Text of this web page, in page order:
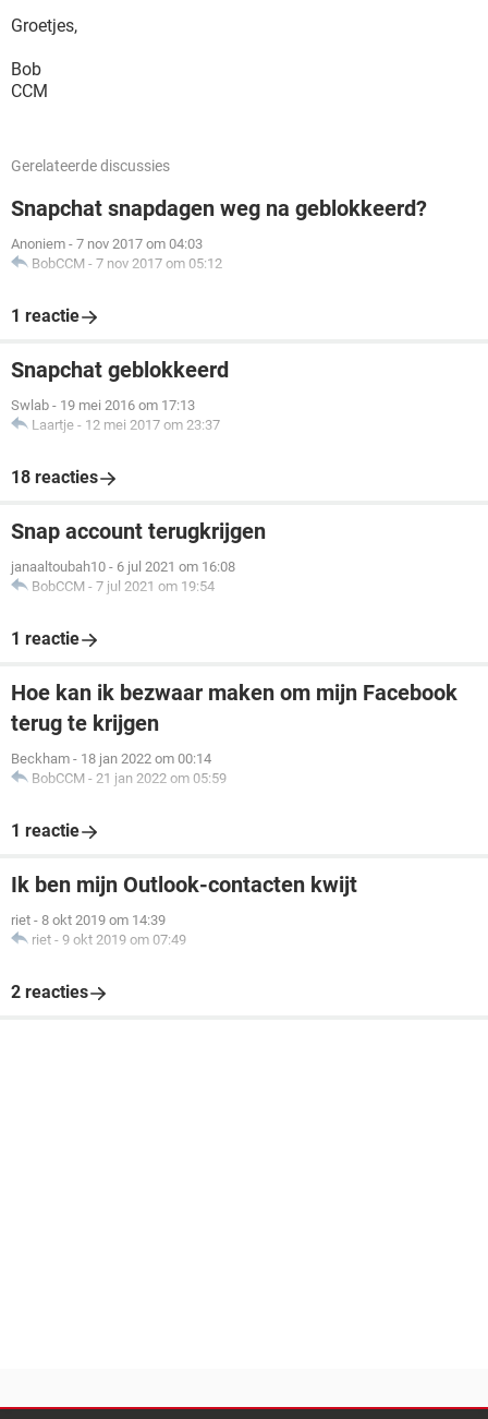
Groetjes,
Bob
CCM
Gerelateerde discussies
Snapchat snapdagen weg na geblokkeerd?
Anoniem - 7 nov 2017 om 04:03
BobCCM - 7 nov 2017 om 05:12
1 reactie
Snapchat geblokkeerd
Swlab - 19 mei 2016 om 17:13
Laartje - 12 mei 2017 om 23:37
18 reacties
Snap account terugkrijgen
janaaltoubah10 - 6 jul 2021 om 16:08
BobCCM - 7 jul 2021 om 19:54
1 reactie
Hoe kan ik bezwaar maken om mijn Facebook
terug te krijgen
Beckham - 18 jan 2022 om 00:14
BobCCM - 21 jan 2022 om 05:59
1 reactie
Ik ben mijn Outlook-contacten kwijt
riet - 8 okt 2019 om 14:39
riet - 9 okt 2019 om 07:49
2 reacties